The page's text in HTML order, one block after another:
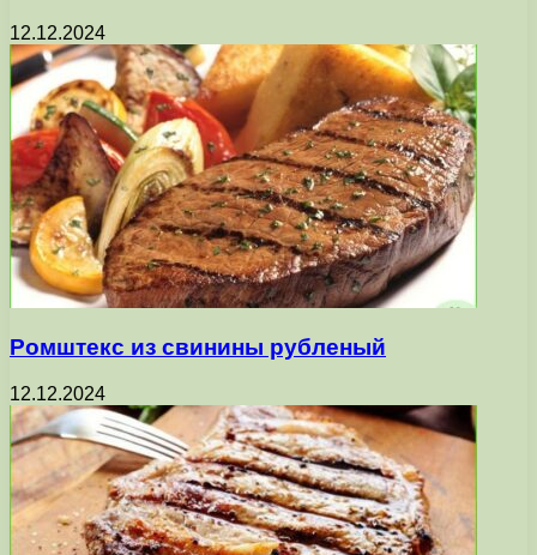
12.12.2024
Ромштекс из свинины рубленый
12.12.2024